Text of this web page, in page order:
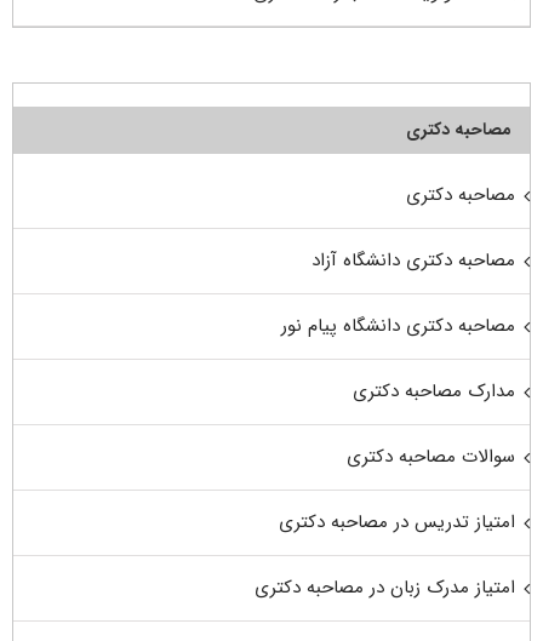
مصاحبه دکتری
مصاحبه دکتری
مصاحبه دکتری دانشگاه آزاد
مصاحبه دکتری دانشگاه پیام نور
مدارک مصاحبه دکتری
سوالات مصاحبه دکتری
امتیاز تدریس در مصاحبه دکتری
امتیاز مدرک زبان در مصاحبه دکتری